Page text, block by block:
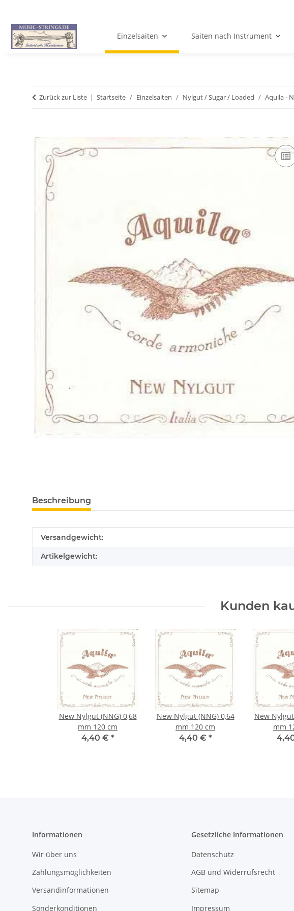
Einzelsaiten Saiten nach Instrument
Zurück zur Liste Startseite Einzelsaiten Nylgut / Sugar / Loaded Aquila -
Beschreibung
Produkteigenschaft
Wert
Versandgewicht:
Artikelgewicht:
Kunden
New Nylgut (NNG) 0,68
mm 120 cm
4,40 € *
New Nylgut (NNG) 0,64
mm 120 cm
4,40 € *
New
mm
Informationen
Wir über uns
Zahlungsmöglichkeiten
Versandinformationen
Sonderkonditionen
Gesetzliche Informationen
Datenschutz
AGB und Widerrufsrecht
Sitemap
Impressum